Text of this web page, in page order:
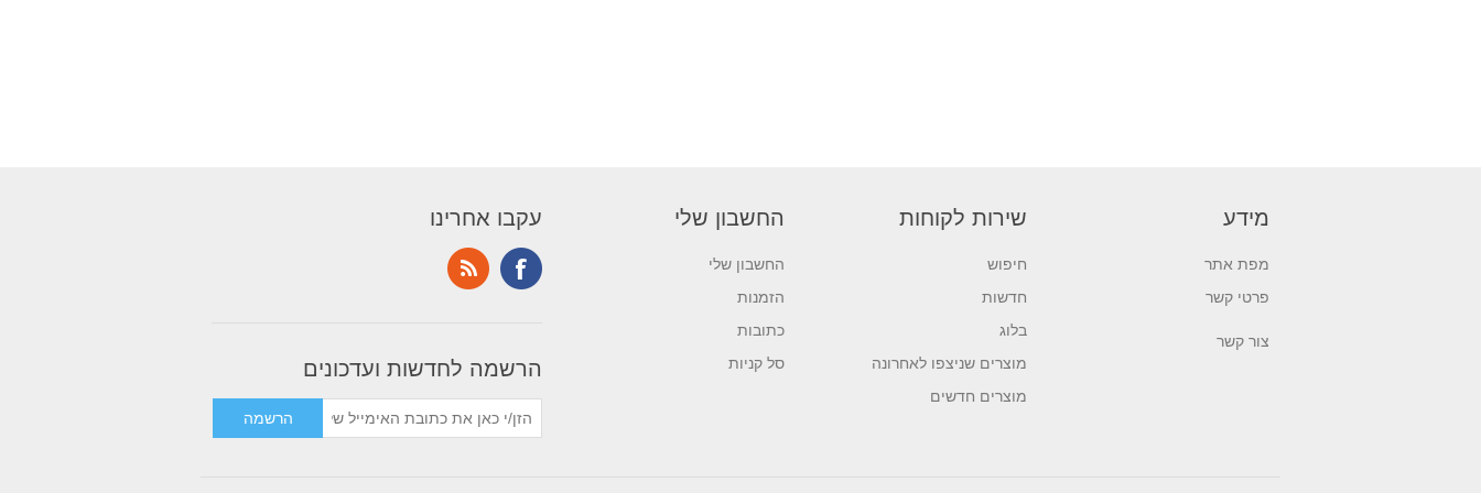
מידע
מפת אתר
פרטי קשר
צור קשר
שירות לקוחות
חיפוש
חדשות
בלוג
מוצרים שניצפו לאחרונה
מוצרים חדשים
החשבון שלי
החשבון שלי
הזמנות
כתובות
סל קניות
עקבו אחרינו
הרשמה לחדשות ועדכונים